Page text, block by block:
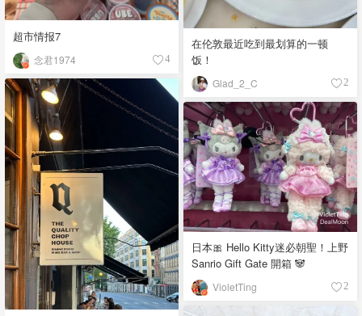
超市情报7
念君1974 4
在伦敦最近吃到最划算的一顿
饭！
Glad_2_C 2
日本🎀 Hello Kitty迷必朝聖！上野
Sanrio Gift Gate 開箱 🐼
VioletTing 2